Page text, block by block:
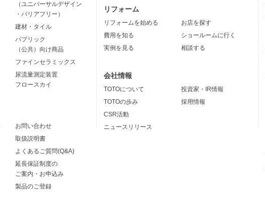
（ユニバーサルデザイン
・バリアフリー）
建材・タイル
パブリック
（公共）向け商品
ファインセラミックス
尿流量測定装置
フロースカイ
お問い合わせ
取扱説明書
よくあるご質問(Q&A)
延長保証制度の
ご案内・お申込み
製品のご登録
リフォーム
リフォームを始める
費用を知る
実例を見る
お店を探す
ショールームに行く
相談する
会社情報
TOTOについて
TOTOの歩み
CSR活動
ニュースリリース
投資家・IR情報
採用情報